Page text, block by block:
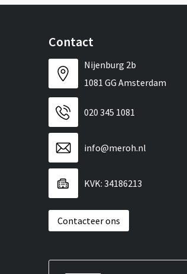
Contact
Nijenburg 2b
1081 GG Amsterdam
020 345 1081
info@meroh.nl
KVK: 34186213
Contacteer ons